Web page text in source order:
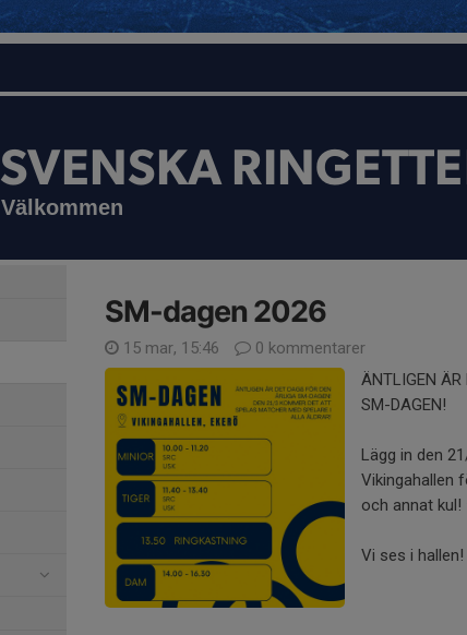
SVENSKA
Välkommen
SM-dagen 2026
15 mar, 15:46
0 kommentarer
ÄNTLIGEN ÄR
SM-DAGEN!
Lägg in den
Vikingahallen
och annat kul!
Vi ses i hallen!